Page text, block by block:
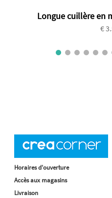
Longue cuillère en
€
Horaires d'ouverture
Accès aux magasins
Livraison